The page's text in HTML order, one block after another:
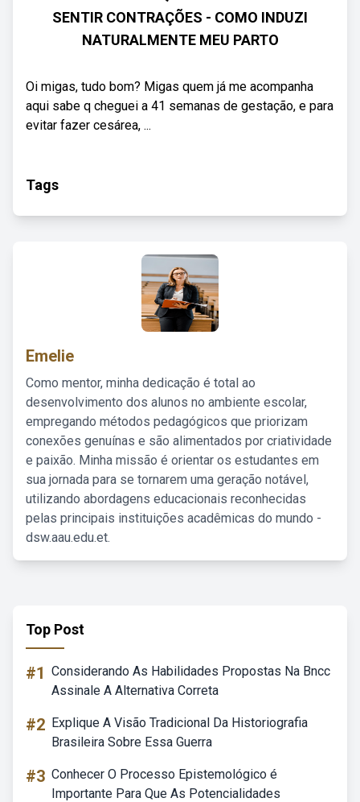
SENTIR CONTRAÇÕES - COMO INDUZI
NATURALMENTE MEU PARTO
Oi migas, tudo bom? Migas quem já me acompanha
aqui sabe q cheguei a 41 semanas de gestação, e para
evitar fazer cesárea, ...
Tags
Emelie
Como mentor, minha dedicação é total ao
desenvolvimento dos alunos no ambiente escolar,
empregando métodos pedagógicos que priorizam
conexões genuínas e são alimentados por criatividade
e paixão. Minha missão é orientar os estudantes em
sua jornada para se tornarem uma geração notável,
utilizando abordagens educacionais reconhecidas
pelas principais instituições acadêmicas do mundo -
dsw.aau.edu.et.
Top Post
#1 Considerando As Habilidades Propostas Na Bncc
Assinale A Alternativa Correta
#2 Explique A Visão Tradicional Da Historiografia
Brasileira Sobre Essa Guerra
#3 Conhecer O Processo Epistemológico é
Importante Para Que As Potencialidades